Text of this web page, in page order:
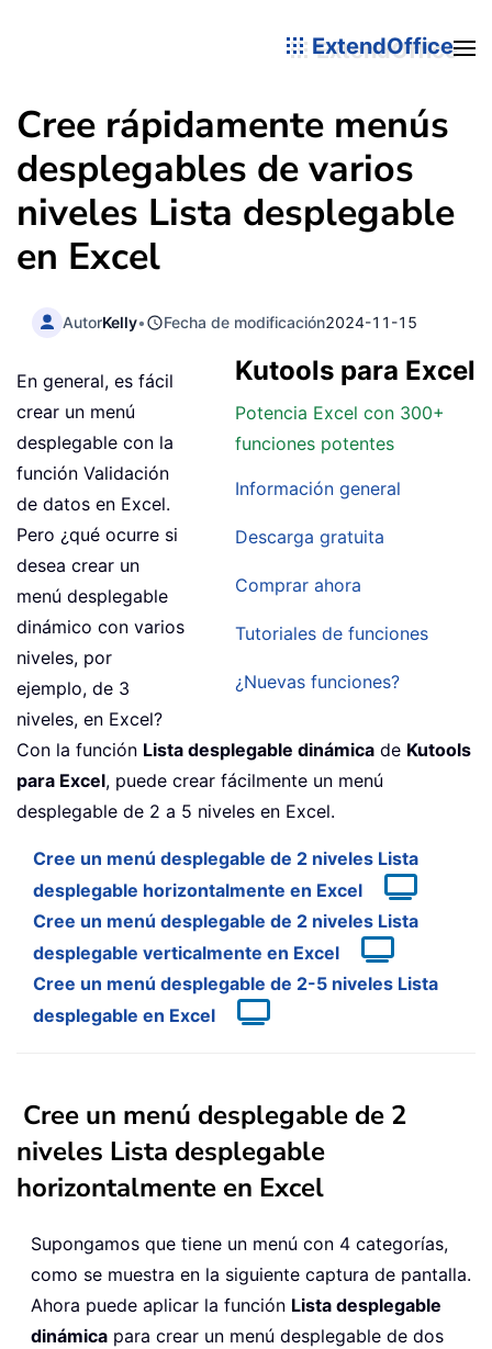
ExtendOffice
Cree rápidamente menús
desplegables de varios
niveles Lista desplegable
en Excel
AutorKelly• Fecha de modificación2024-11-15
Kutools para Excel
Potencia Excel con 300+
funciones potentes
Información general
Descarga gratuita
Comprar ahora
Tutoriales de funciones
¿Nuevas funciones?
En general, es fácil
crear un menú
desplegable con la
función Validación
de datos en Excel.
Pero ¿qué ocurre si
desea crear un
menú desplegable
dinámico con varios
niveles, por
ejemplo, de 3
niveles, en Excel?
Con la función Lista desplegable dinámica de Kutools
para Excel, puede crear fácilmente un menú
desplegable de 2 a 5 niveles en Excel.
Cree un menú desplegable de 2 niveles Lista
desplegable horizontalmente en Excel
Cree un menú desplegable de 2 niveles Lista
desplegable verticalmente en Excel
Cree un menú desplegable de 2-5 niveles Lista
desplegable en Excel
Cree un menú desplegable de 2
niveles Lista desplegable
horizontalmente en Excel
Supongamos que tiene un menú con 4 categorías,
como se muestra en la siguiente captura de pantalla.
Ahora puede aplicar la función Lista desplegable
dinámica para crear un menú desplegable de dos